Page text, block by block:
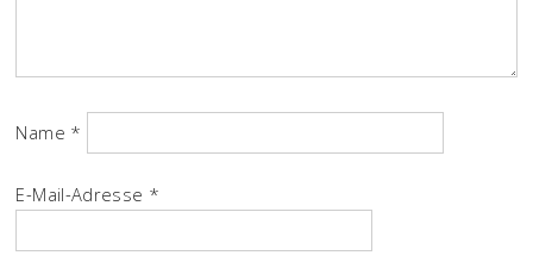
Name *
E-Mail-Adresse *